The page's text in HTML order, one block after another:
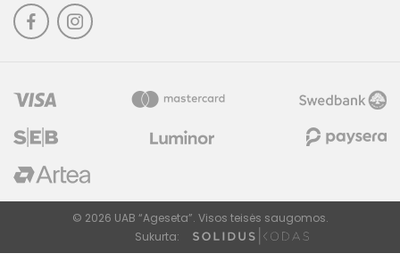
© 2026 UAB “Ageseta”. Visos teisės saugomos.
Sukurta: